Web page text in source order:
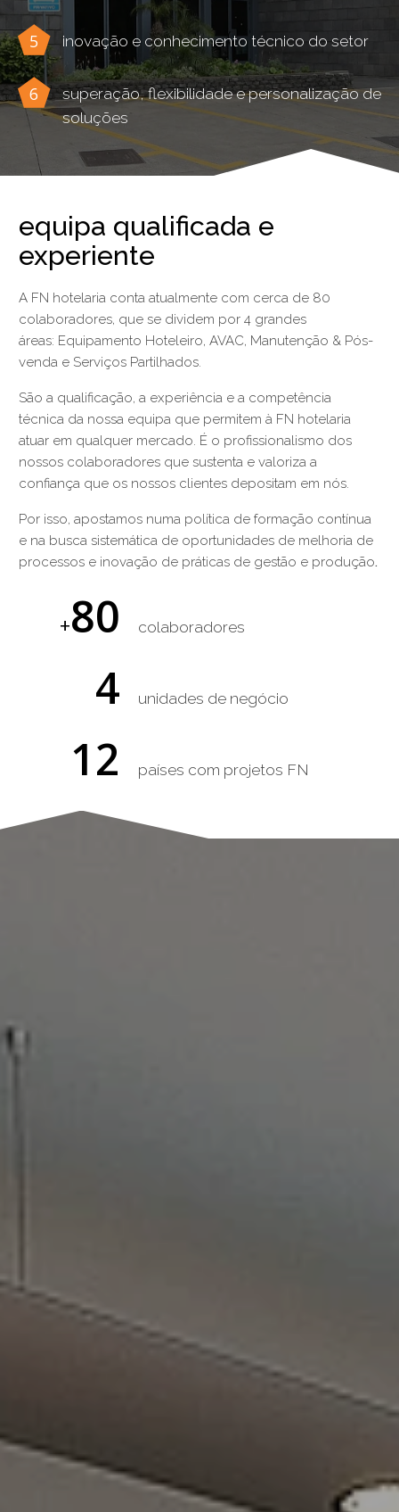
inovação e conhecimento técnico do setor
superação, flexibilidade e personalização de
soluções
equipa qualificada e
experiente
A FN hotelaria conta atualmente com cerca de 80
colaboradores, que se dividem por 4 grandes
áreas: Equipamento Hoteleiro, AVAC, Manutenção & Pós-
venda e Serviços Partilhados.
São a qualificação, a experiência e a competência
técnica da nossa equipa que permitem à FN hotelaria
atuar em qualquer mercado. É o profissionalismo dos
nossos colaboradores que sustenta e valoriza a
confiança que os nossos clientes depositam em nós.
Por isso, apostamos numa política de formação contínua
e na busca sistemática de oportunidades de melhoria de
processos e inovação de práticas de gestão e produção.
+80 colaboradores
4 unidades de negócio
12 países com projetos FN